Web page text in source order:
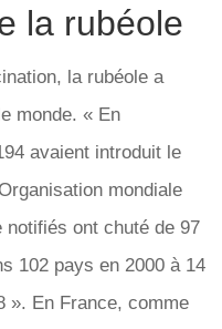
la rubéole
la rubéole a
monde. « En
avaient introduit le
mondiale
ont chuté de 97
102 pays en 2000 à 14
». En France, comme